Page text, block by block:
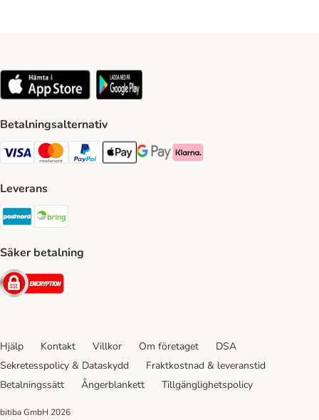
Betalningsalternativ
VISA Payment Method
Mastercard Payment Method
Paypal Payment Method
Apple Pay Payment Method
Google Pay Payment Method
Klarna Payment Method
Leverans
Postnord Shipping Method
Säker betalning
Security
Hjälp Kontakt Villkor Om företaget
DSA
Sekretesspolicy & Dataskydd
Fraktkostnad & leveranstid
Betalningssätt
Ångerblankett Tillgänglighetspolicy
bitiba GmbH 2026